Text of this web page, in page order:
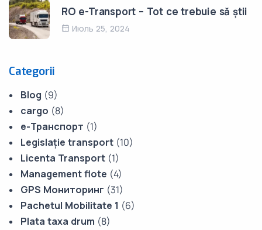
RO e-Transport – Tot ce trebuie să știi
Июль 25, 2024
Categorii
Blog (9)
cargo (8)
е-Транспорт (1)
Legislație transport (10)
Licenta Transport (1)
Management flote (4)
GPS Мониторинг (31)
Pachetul Mobilitate 1 (6)
Plata taxa drum (8)